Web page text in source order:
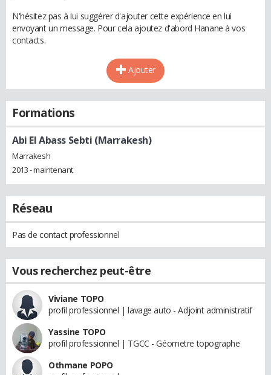
N'hésitez pas à lui suggérer d'ajouter cette expérience en lui
envoyant un message. Pour cela ajoutez d'abord Hanane à vos
contacts.
Ajouter
Formations
Abi El Abass Sebti (Marrakesh)
Marrakesh
2013 - maintenant
Réseau
Pas de contact professionnel
Vous recherchez peut-être
Viviane TOPO
profil professionnel | lavage auto - Adjoint administratif
Yassine TOPO
profil professionnel | TGCC - Géometre topographe
Othmane POPO